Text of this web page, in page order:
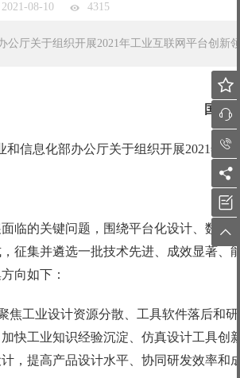
2021-08-10 4315
公厅关于组织开展2021年工业互联网平台创新
国家
和信息化部办公厅关于组织开展2021年
临的关键问题，围绕平台化设计、数
征集并遴选一批技术先进、成效显著
向如下：
焦工业设计资源分散、工具软件落后和
快工业知识经验沉淀、仿真设计工具
，提高产品设计水平、协同研发效率和





